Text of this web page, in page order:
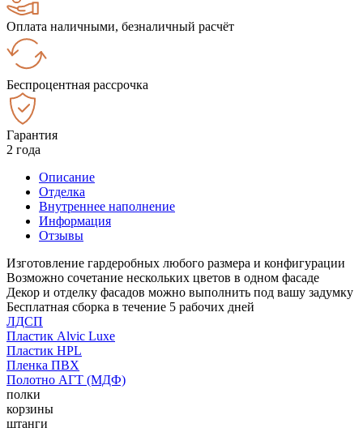
Оплата наличными, безналичный расчёт
Беспроцентная рассрочка
Гарантия
2 года
Описание
Отделка
Внутреннее наполнение
Информация
Отзывы
Изготовление гардеробных любого размера и конфигурации
Возможно сочетание нескольких цветов в одном фасаде
Декор и отделку фасадов можно выполнить под вашу задумку
Бесплатная сборка в течение 5 рабочих дней
ЛДСП
Пластик Alvic Luxe
Пластик HPL
Пленка ПВХ
Полотно АГТ (МДФ)
полки
корзины
штанги